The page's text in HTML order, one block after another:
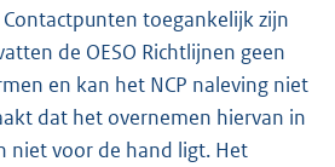
toegankelijk zijn
de OESO Richtlijnen geen
en kan het NCP naleving niet
dat het overnemen hiervan in
niet voor de hand ligt. Het